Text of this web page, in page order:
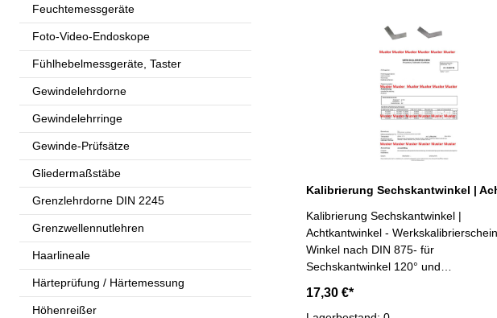
Feuchtemessgeräte
Foto-Video-Endoskope
Fühlhebelmessgeräte, Taster
Gewindelehrdorne
Gewindelehrringe
Gewinde-Prüfsätze
Gliedermaßstäbe
Grenzlehrdorne DIN 2245
Grenzwellennutlehren
Haarlineale
Härteprüfung / Härtemessung
Höhenreißer
Kalibrierung Sechskantwinkel |
Achtkantwinkel - Werkskalibrierschein für
Winkel nach DIN 875- für
Sechskantwinkel 120° und
x 100 mm - erstellt durch ein
17,30 €*